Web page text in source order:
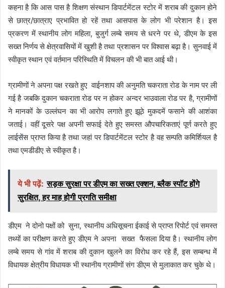
कहना है कि आस पास है शिक्षण संस्थान डिपार्टमेंटल स्टोर में शराब की दुकान होने
से छात्र/छात्राए प्रभावित हो रहें तथा आसपास के लोग भी परेशान है। इस
प्रकरण में स्थानीय लोग महिला, बुजुर्ग लम्बे समय से धरने पर थे, डीएम के इस
सख्त निर्णय से क्षेत्रवासियों में खुशी है तथा प्रशासन पर विश्वास बढ़ा है। सुनवाई में
स्वीकृत स्थान एवं वर्तमान परिस्थिति में विचलन की भी बात आई थी।
ग्रामीणों ने अपना पक्ष रखते हुए वाईनशाप की अनुमति चकराता रोड के नाम पर ली
गई है जबकि दुकान चकराता रोड पर न होकर अन्दर भाउवाला रोड पर है, ग्रामीणों
ने मानकों के उल्लंघन का भी आरोप लगाते हुए झूठे मुकदमें फसाने की आशंका
जताई। वहीं दूसरे पक्ष अपनी सफाई देते हुए समस्त औपचारिकताएं पूर्ण करते हुए
लाईसेंस प्राप्त किया है तथा जहां पर डिपार्टमेंटल स्टोर है वह सम्पति कमिर्शियल है
तथा एमडीडीए से स्वीकृत है।
ये भी पढ़ें: सड़क सुरक्षा पर डीएम का सख्त एक्शन, ब्लैक स्पॉट होंगे
सुरक्षित, हर माह होगी प्रगति समीक्षा
डीएम ने दोनो पक्षों को सुना, स्थानीय अधिसूचना ईकाई से प्राप्त रिपोर्ट एवं समस्त
तथ्यों का परीक्षण करते हुए डीएम ने अपना सख्त फैसला दिया है। स्थानीय लोग
लम्बे समय से गांव में शराब की दुकान खुलने का विरोध कर रहे हैं, इस सम्बन्ध मेें
विधायक क्षेत्रीय विधायक भी स्थानीय ग्रामीणों संग डीएम से मुलाकात कर चुके थे।